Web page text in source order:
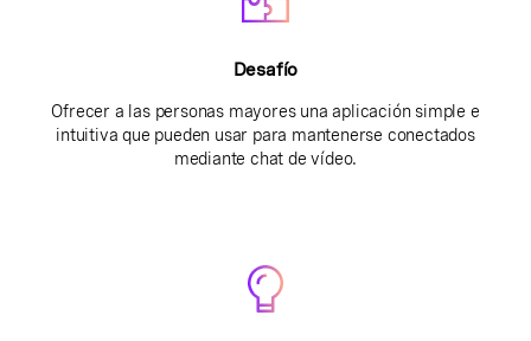
Desafío
Ofrecer a las personas mayores una aplicación simple e
intuitiva que pueden usar para mantenerse conectados
mediante chat de vídeo.